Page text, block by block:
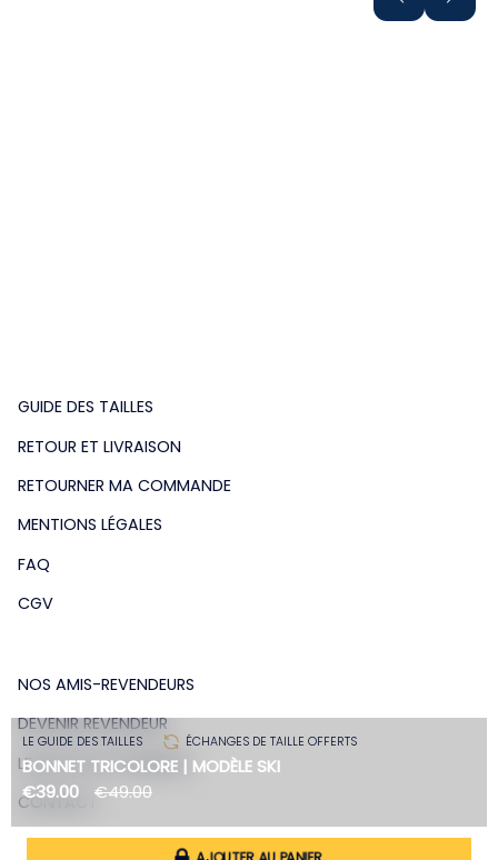
LE GUIDE DES TAILLES ÉCHANGES DE TAILLE OFFERTS
BONNET TRICOLORE | MODÈLE SKI
€39.00
€49.00
GUIDE DES TAILLES
RETOUR ET LIVRAISON
RETOURNER MA COMMANDE
MENTIONS LÉGALES
FAQ
CGV
NOS AMIS-REVENDEURS
DEVENIR REVENDEUR
LE BLOG DE LA MAISON
CONTACT